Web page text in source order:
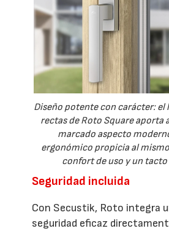
Diseño potente con carácter: el
rectas de Roto Square aporta
marcado aspecto
ergonómico propicia al
confort de uso y un tacto
Seguridad incluida
Con Secustik, Roto integra
seguridad eficaz